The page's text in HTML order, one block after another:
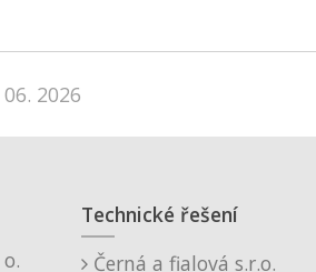
2026
Technické řešení
Černá a fialová s.r.o.